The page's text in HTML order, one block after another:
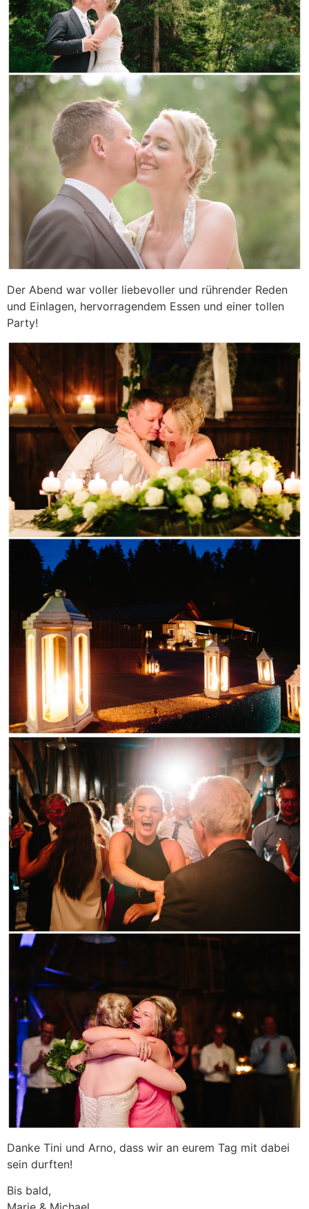
Der Abend war voller liebevoller und rührender Reden
und Einlagen, hervorragendem Essen und einer tollen
Party!
Danke Tini und Arno, dass wir an eurem Tag mit dabei
sein durften!
Bis bald,